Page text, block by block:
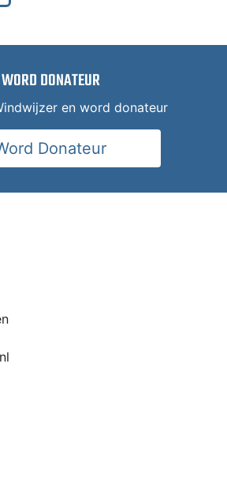
WORD DONATEUR
en word donateur
Donateur